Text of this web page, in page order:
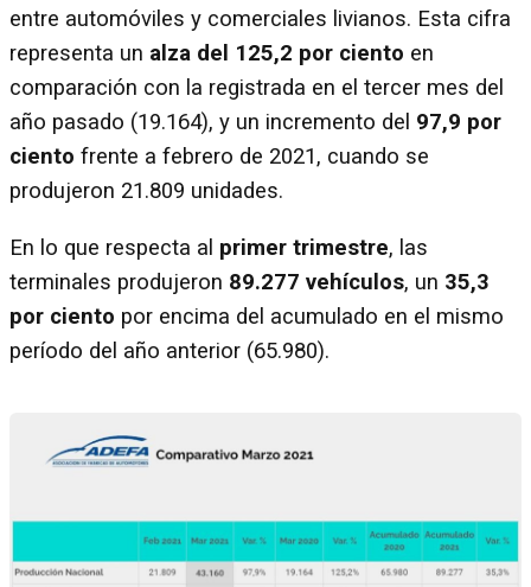
entre automóviles y comerciales livianos. Esta cifra
representa un alza del 125,2 por ciento en
comparación con la registrada en el tercer mes del
año pasado (19.164), y un incremento del 97,9 por
ciento frente a febrero de 2021, cuando se
produjeron 21.809 unidades.
En lo que respecta al primer trimestre, las
terminales produjeron 89.277 vehículos, un 35,3
por ciento por encima del acumulado en el mismo
período del año anterior (65.980).